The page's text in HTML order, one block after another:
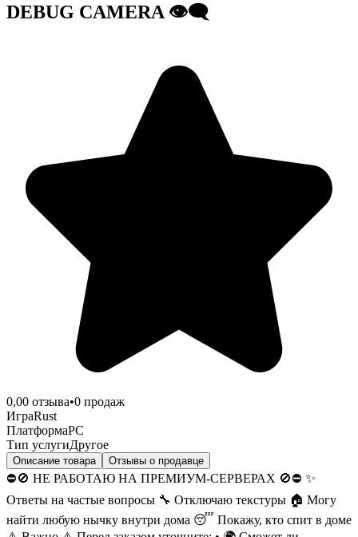
DEBUG CAMERA 👁️‍🗨️
0,00 отзыва•0 продаж
ИграRust
ПлатформаPC
Тип услугиДругое
Описание товара Отзывы о продавце
⛔🚫 НЕ РАБОТАЮ НА ПРЕМИУМ-СЕРВЕРАХ 🚫⛔ ✨
Ответы на частые вопросы 🔧 Отключаю текстуры 🏠 Могу
найти любую нычку внутри дома 😴 Покажу, кто спит в доме